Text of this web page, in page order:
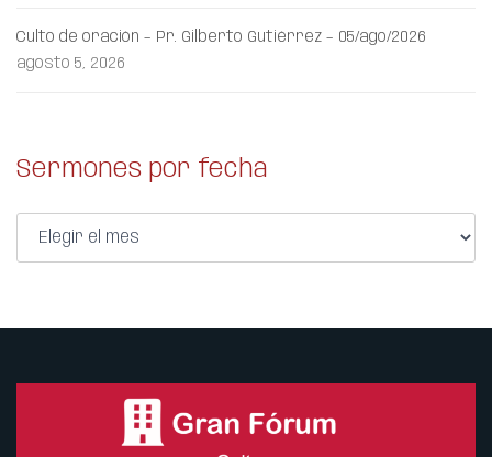
Culto de oración – Pr. Gilberto Gutiérrez – 05/ago/2026
agosto 5, 2026
Sermones por fecha